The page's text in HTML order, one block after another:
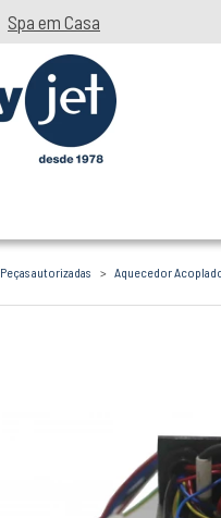
Spa em Casa
Peças autorizadas Aquecedor